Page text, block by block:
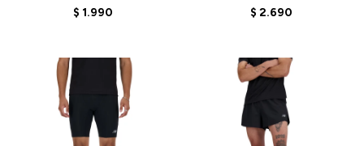
MS41226BK - BLACK
$ 1.990
MS41230BK - BLACK
$ 2.690